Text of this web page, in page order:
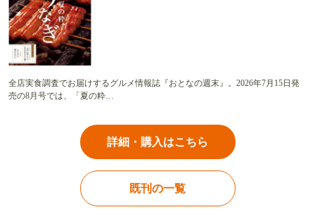
全店実食調査でお届けするグルメ情報誌『おとなの週末』。2026年7月15日発
売の8月号では、「夏の粋…
詳細・購入はこちら
既刊の一覧